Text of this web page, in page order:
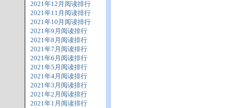
2021年12月阅读排行
2021年11月阅读排行
2021年10月阅读排行
2021年9月阅读排行
2021年8月阅读排行
2021年7月阅读排行
2021年6月阅读排行
2021年5月阅读排行
2021年4月阅读排行
2021年3月阅读排行
2021年2月阅读排行
2021年1月阅读排行